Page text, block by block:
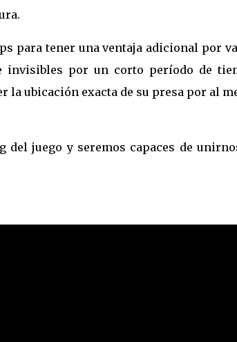
para tener una ventaja adicional por
invisibles por un corto período de
la ubicación exacta de su presa por al
juego y seremos capaces de